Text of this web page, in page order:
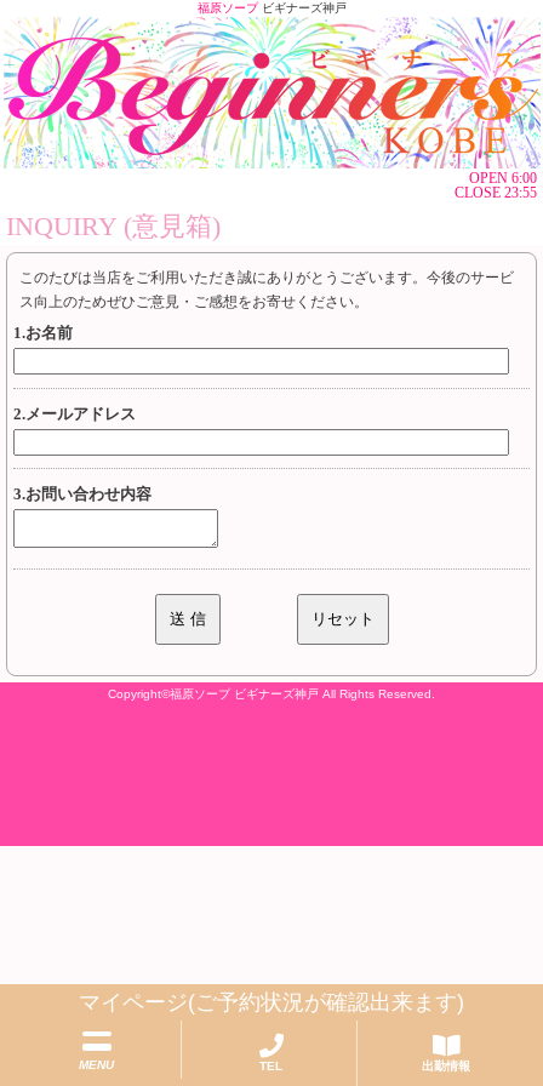
福原ソープ ビギナーズ神戸
OPEN 6:00
CLOSE 23:55
INQUIRY (意見箱)
このたびは当店をご利用いただき誠にありがとうございます。今後のサービ
ス向上のためぜひご意見・ご感想をお寄せください。
1.お名前
2.メールアドレス
3.お問い合わせ内容
マイページ(ご予約状況が確認出来ます)
MENU TEL 出勤情報
Copyright©福原ソープ ビギナーズ神戸 All Rights Reserved.